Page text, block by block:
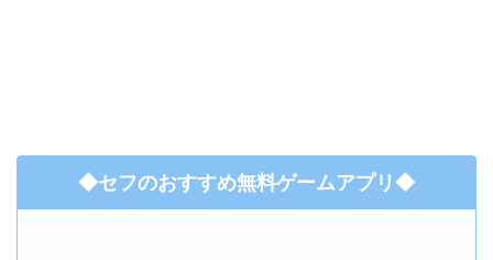
◆セフのおすすめ無料ゲームアプリ◆